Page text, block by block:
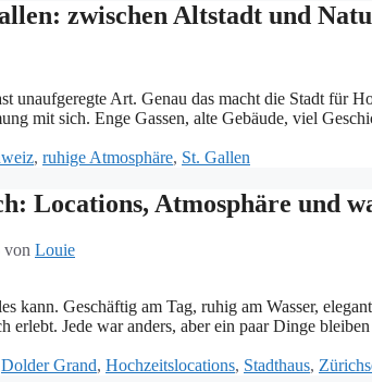
zwischen Altstadt und
unaufgeregte Art. Genau das macht die Stadt für
mit sich. Enge Gassen, alte Gebäude, viel
, ruhige Atmosphäre, St. Gallen
Locations, Atmosphäre und
von Louie
kann. Geschäftig am Tag, ruhig am Wasser,
erlebt. Jede war anders, aber ein paar Dinge
Dolder Grand, Hochzeitslocations, Stadthaus,